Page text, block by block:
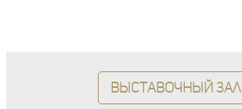
Выставочный зал